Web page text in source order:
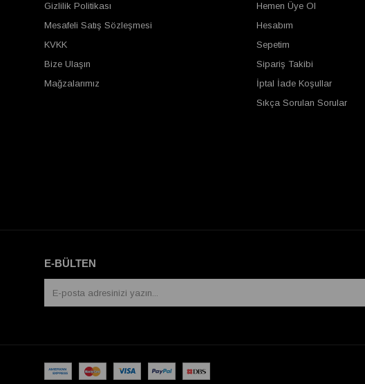
Gizlilik Politikası
Mesafeli Satış Sözleşmesi
KVKK
Bize Ulaşın
Mağzalarımız
Hemen Üye Ol
Hesabım
Sepetim
Sipariş Takibi
İptal İade Koşullar
Sıkça Sorulan Sorular
E-BÜLTEN